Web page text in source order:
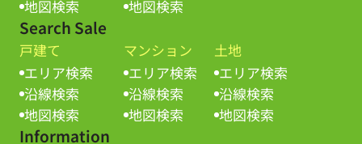
地図検索
地図検索
Search Sale
戸建て
エリア検索
沿線検索
地図検索
マンション
エリア検索
沿線検索
地図検索
土地
エリア検索
沿線検索
地図検索
Information